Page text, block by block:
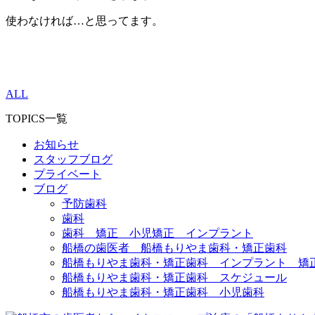
使わなければ…と思ってます。
ALL
TOPICS一覧
お知らせ
スタッフブログ
プライベート
ブログ
予防歯科
歯科
歯科 矯正 小児矯正 インプラント
船橋の歯医者 船橋もりやま歯科・矯正歯科
船橋もりやま歯科・矯正歯科 インプラント 矯
船橋もりやま歯科・矯正歯科 スケジュール
船橋もりやま歯科・矯正歯科 小児歯科